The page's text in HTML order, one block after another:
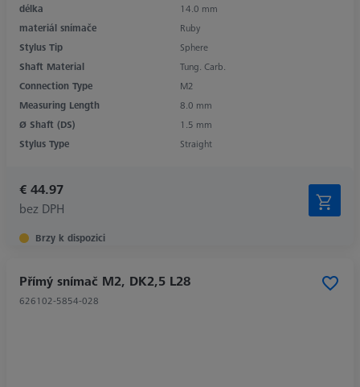
délka
14.0 mm
materiál snímače
Ruby
Stylus Tip
Sphere
Shaft Material
Tung. Carb.
Connection Type
M2
Measuring Length
8.0 mm
Ø Shaft (DS)
1.5 mm
Stylus Type
Straight
€ 44.97
bez DPH
Brzy k dispozici
Přímý snímač M2, DK2,5 L28
626102-5854-028